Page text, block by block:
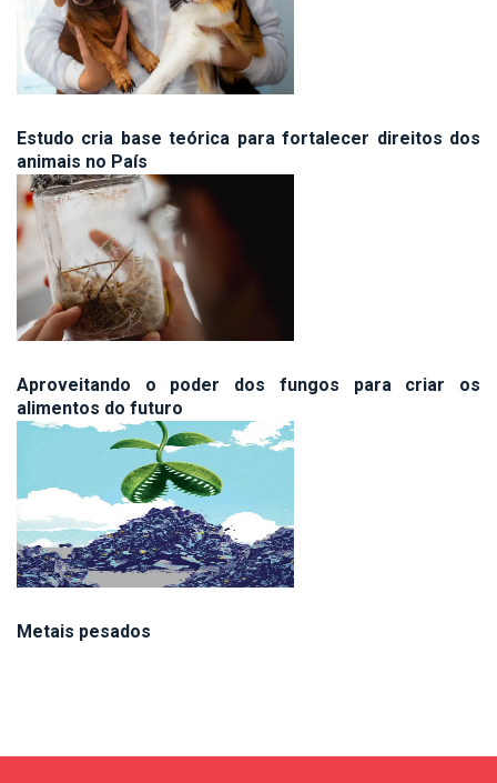
Estudo cria base teórica para fortalecer direitos dos
animais no País
Aproveitando o poder dos fungos para criar os
alimentos do futuro
Metais pesados